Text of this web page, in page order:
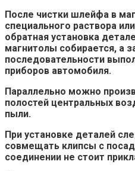
После чистки шлейфа в
специального раствора
обратная установка
магнитолы собирается, а
последовательности
приборов автомобиля.
Параллельно можно
полостей центральных
пыли.
При установке деталей
совмещать клипсы с
соединении не стоит